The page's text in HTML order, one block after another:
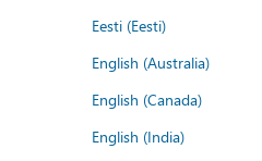
Eesti (Eesti)
English (Australia)
English (Canada)
English (India)